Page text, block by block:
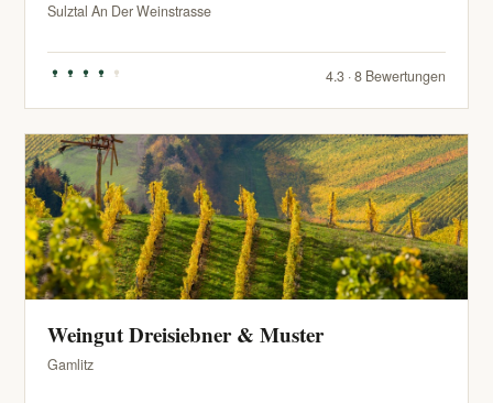
Sulztal An Der Weinstrasse
4.3 · 8 Bewertungen
Weingut Dreisiebner & Muster
Gamlitz